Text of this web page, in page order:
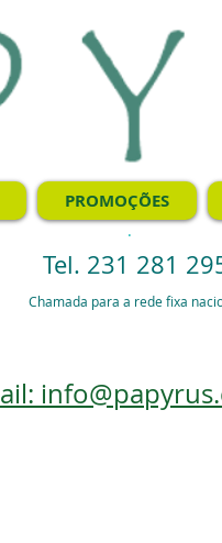
PROMOÇÕES
.
Tel. 231 281
Chamada para a rede fixa